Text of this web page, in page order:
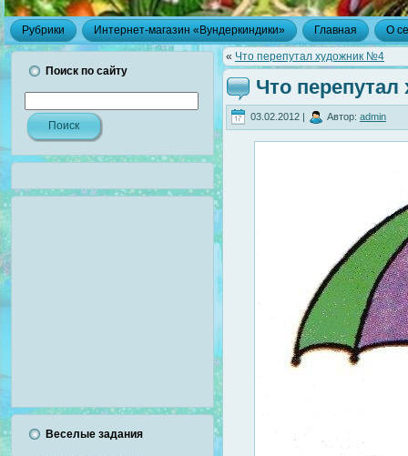
Рубрики Интернет-магазин «Вундеркиндики» Главная О
Поиск по сайту
Веселые задания
« Что перепутал художник №4
Что
03.02.2012 | Автор: admin